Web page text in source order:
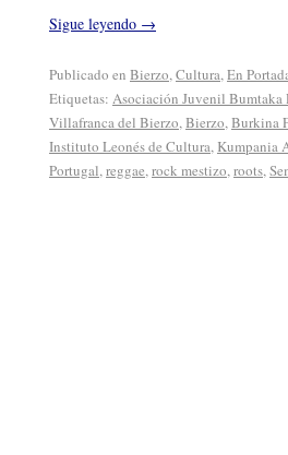
Sigue leyendo →
Publicado en Bierzo,Cultura,En
Etiquetas: Asociación Juvenil Bumtaka
Villafranca del Bierzo,Bierzo,Burkina
Instituto Leonés de Cultura, Kumpania
Portugal,reggae,rock mestizo,roots,